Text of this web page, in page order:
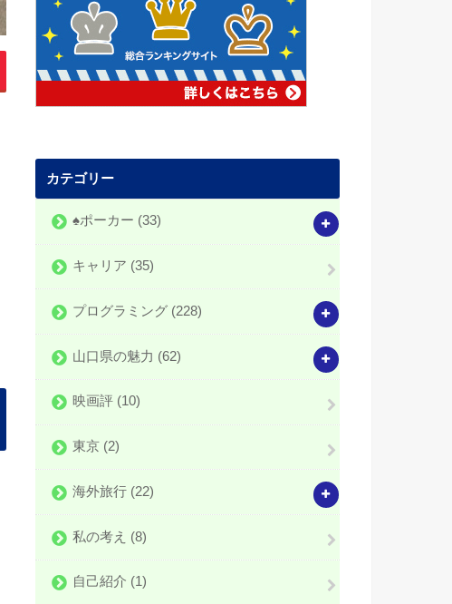
カテゴリー
♠️ポーカー (33)
キャリア (35)
プログラミング (228)
山口県の魅力 (62)
映画評 (10)
東京 (2)
海外旅行 (22)
私の考え (8)
自己紹介 (1)